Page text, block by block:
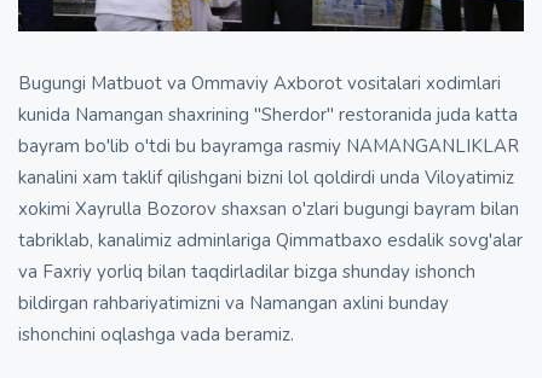
Bugungi Matbuot va Ommaviy Axborot vositalari xodimlari
kunida Namangan shaxrining "Sherdor" restoranida juda katta
bayram bo'lib o'tdi bu bayramga rasmiy NAMANGANLIKLAR
kanalini xam taklif qilishgani bizni lol qoldirdi unda Viloyatimiz
xokimi Xayrulla Bozorov shaxsan o'zlari bugungi bayram bilan
tabriklab, kanalimiz adminlariga Qimmatbaxo esdalik sovg'alar
va Faxriy yorliq bilan taqdirladilar bizga shunday ishonch
bildirgan rahbariyatimizni va Namangan axlini bunday
ishonchini oqlashga vada beramiz.